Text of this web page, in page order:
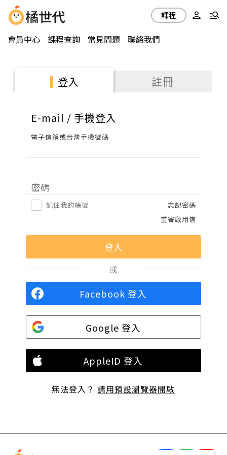
會員中心 課程查詢 常見問題 聯絡我們
課程
登入 註冊
E-mail / 手機登入
電子信箱或台灣手機號碼
密碼
記住我的帳號
忘記密碼
重寄啟用信
或
Facebook 登入
Google 登入
AppleID 登入
無法登入？請用預設瀏覽器開啟